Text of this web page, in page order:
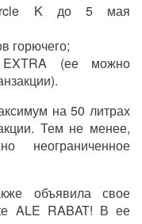
Kдо 5 мая
горючего;
EXTRA (ее можно
на 50 литрах
Тем не менее,
неограниченное
объявила свое
ALE RABAT! В ее